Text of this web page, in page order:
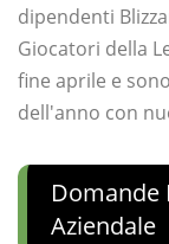
dipendenti
Giocatori della
fine aprile e
dell'anno con
Domande
Aziendale